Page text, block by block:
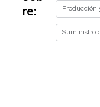
re:
Suministro